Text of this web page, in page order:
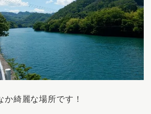
か綺麗な場所です！